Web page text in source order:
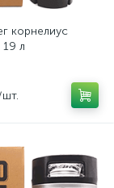
корнелиус
19 л